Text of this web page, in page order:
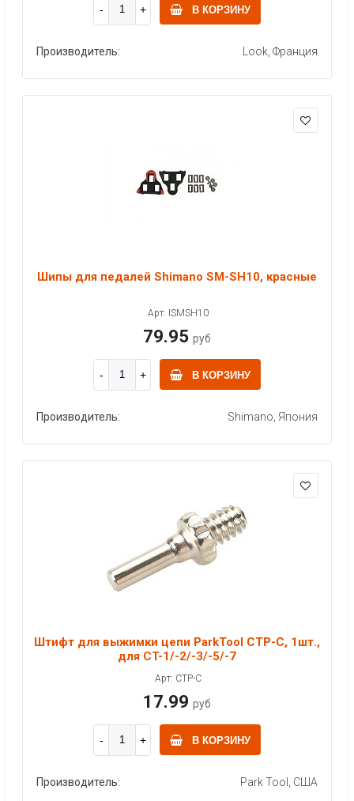
В КОРЗИНУ
Производитель: Look, Франция
Шипы для педалей Shimano SM-SH10, красные
Арт: ISMSH10
79.95 руб
В КОРЗИНУ
Производитель: Shimano, Япония
Штифт для выжимки цепи ParkTool CTP-C, 1шт.,
для CT-1/-2/-3/-5/-7
Арт: CTP-C
17.99 руб
В КОРЗИНУ
Производитель: Park Tool, США